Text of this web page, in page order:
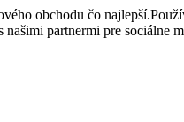
obchodu čo najlepší.
partnermi pre sociálne